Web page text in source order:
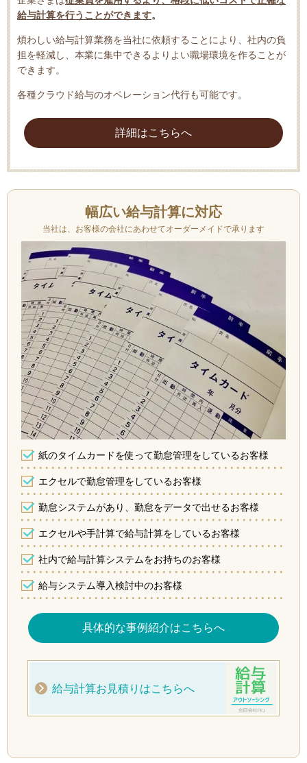
給与計算を行うことができます。
煩わしい給与計算業務を当社に依頼することにより、社内の負
担を軽減し、本業に集中できるよりよい職場環境を作ることが
できます。
各種クラウド給与のオペレーション代行も可能です。
詳細はこちらへ
幅広い給与計算に対応
当社は、お客様の会社にあわせてオーダーメイドで承ります
紙のタイムカードを使って勤怠管理をしているお客様
エクセルで勤怠管理をしているお客様
勤怠システムがあり、勤怠をデータで出せるお客様
エクセルや手計算で給与計算をしているお客様
社内で給与計算システムをお持ちのお客様
給与システム導入検討中のお客様
具体的な事例紹介はこちらへ
給与計算お見積りはこちらへ